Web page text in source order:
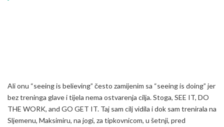
Ali onu “seeing is believing” često zamijenim sa “seeing is doing” jer
bez treninga glave i tijela nema ostvarenja cilja. Stoga, SEE IT, DO
THE WORK, and GO GET IT. Taj sam cilj vidila i dok sam trenirala na
Sljemenu, Maksimiru, na jogi, za tipkovnicom, u šetnji, pred